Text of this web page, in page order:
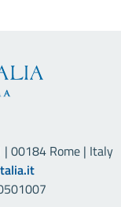
| 00184 Rome | Italy